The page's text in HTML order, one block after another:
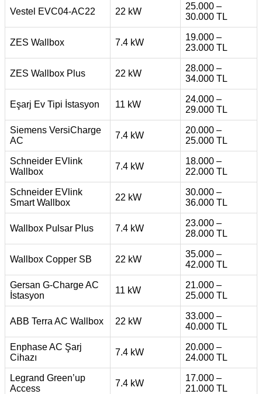
Vestel EVC04-AC22 22 kW
25.000 –
30.000 TL
ZES Wallbox 7.4 kW
19.000 –
23.000 TL
ZES Wallbox Plus 22 kW
28.000 –
34.000 TL
Eşarj Ev Tipi İstasyon 11 kW
24.000 –
29.000 TL
Siemens VersiCharge
AC
7.4 kW
20.000 –
25.000 TL
Schneider EVlink
Wallbox
7.4 kW
18.000 –
22.000 TL
Schneider EVlink
Smart Wallbox
22 kW
30.000 –
36.000 TL
Wallbox Pulsar Plus 7.4 kW
23.000 –
28.000 TL
Wallbox Copper SB 22 kW
35.000 –
42.000 TL
Gersan G-Charge AC
İstasyon
11 kW
21.000 –
25.000 TL
ABB Terra AC Wallbox 22 kW
33.000 –
40.000 TL
Enphase AC Şarj
Cihazı
7.4 kW
20.000 –
24.000 TL
Legrand Green’up
Access
7.4 kW
17.000 –
21.000 TL